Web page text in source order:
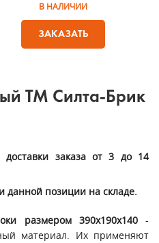
В НАЛИЧИИ
ЗАКАЗАТЬ
ТМ Силта-Брик
доставки заказа от 3 до 14
данной позиции на складе.
размером 390х190х140-
материал. Их применяют